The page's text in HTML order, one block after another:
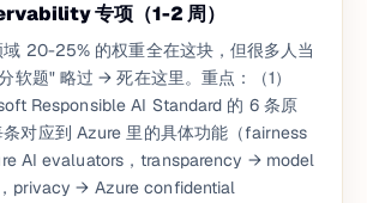
专项（1-2 周）
域 20-25% 的权重全在这块，但很多人当
软题" 略过 → 死在这里。重点：（1）
Responsible AI Standard 的 6 条原
条对应到 Azure 里的具体功能（fairness
AI evaluators，transparency → model
privacy → Azure confidential